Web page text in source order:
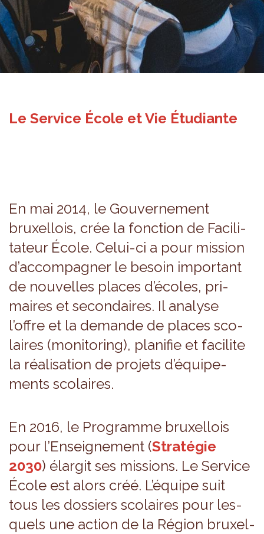
Le Service École et Vie Étudiante
En mai 2014, le Gou­ver­ne­ment
bruxel­lois, crée la fonc­tion de Faci­li­
ta­teur École. Celui-ci a pour mis­sion
d’ac­com­pa­gner le besoin impor­tant
de nou­velles places d’écoles, pri­
maires et secon­daires. Il ana­lyse
l’offre et la demande de places sco­
laires (moni­to­ring), pla­ni­fie et faci­lite
la réa­li­sa­tion de pro­jets d’équi­pe­
ments sco­laires.
En 2016, le Pro­gramme bruxel­lois
pour l’En­sei­gne­ment (Stra­té­gie
2030) élar­git ses mis­sions. Le Ser­vice
École est alors créé. L’équipe suit
tous les dos­siers sco­laires pour les­
quels une action de la Région bruxel­